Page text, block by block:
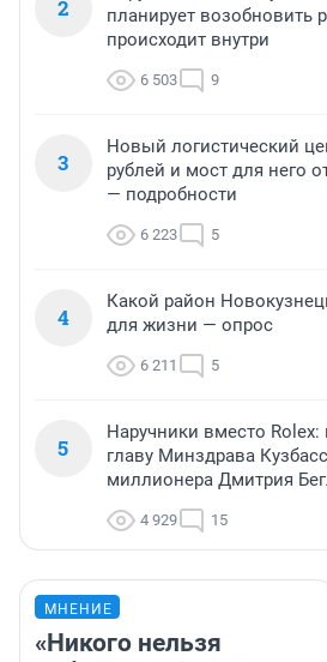
2
планирует возобновить
происходит внутри
6 503 9
3
Новый логистический
рублей и мост для него
— подробности
6 223 5
4
Какой район
для жизни — опрос
6 211 5
5
Наручники вместо Rolex:
главу Минздрава
миллионера Дмитрия
4 929 15
МНЕНИЕ
«Никого нельзя